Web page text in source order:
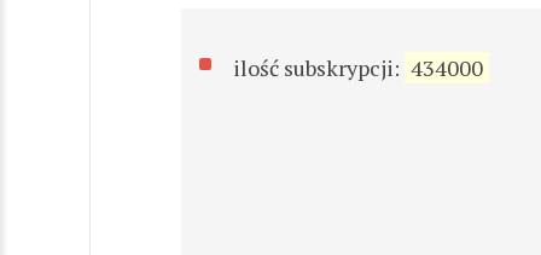
ilość subskrypcji: 434000